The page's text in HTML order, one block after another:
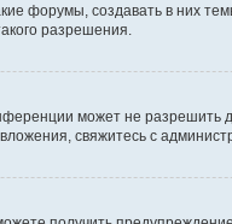
форумы, создавать в них
разрешения.
может не
свяжитесь с